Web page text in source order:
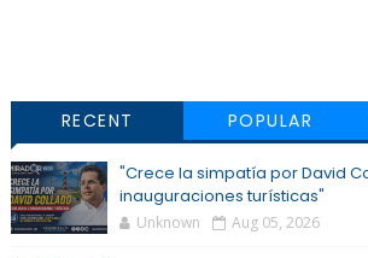
RECENT POPULAR
"Crece la simpatía por David
inauguraciones turísticas"
Unknown Aug 05, 2026